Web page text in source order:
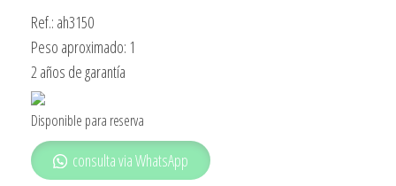
Ref.: ah3150
Peso aproximado: 1
2 años de garantía
Disponible para reserva
consulta via WhatsApp